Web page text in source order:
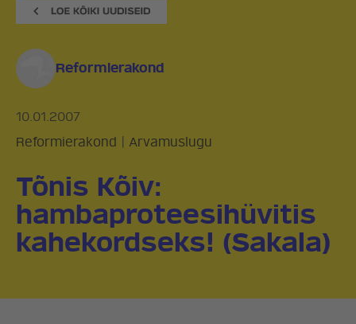
Reformierakond
10.01.2007
Reformierakond
Arvamuslugu
Tõnis Kõiv:
hambaproteesihüvitis
kahekordseks! (Sakala)